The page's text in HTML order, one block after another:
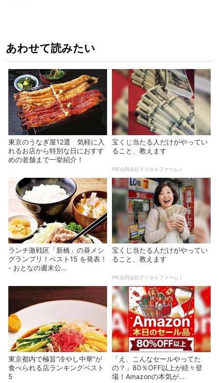
あわせて読みたい
東京のうなぎ屋12選 気軽に入
れるお店から特別な日におすす
めの老舗まで一挙紹介！
宝くじ当たる人だけがやってい
ること、教えます
PR(合同会社デジタルファーム )
ランチ激戦区「新橋」の昼メシ
グランプリ！ベスト15 を発表！
- おとなの週末公...
宝くじ当たる人だけがやってい
ること、教えます
PR(合同会社デジタルファーム )
東京都内で極旨”冷やし中華”が
食べられる店ランキングベスト
5
「え、こんなセールやってた
の？」80％OFF以上が続々登
場！Amazonの本気が...